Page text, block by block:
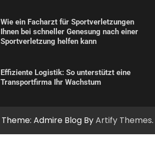
Wie ein Facharzt für Sportverletzungen
Ihnen bei schneller Genesung nach einer
Sportverletzung helfen kann
Effiziente Logistik: So unterstützt eine
Transportfirma Ihr Wachstum
Theme: Admire Blog ByArtify Themes.